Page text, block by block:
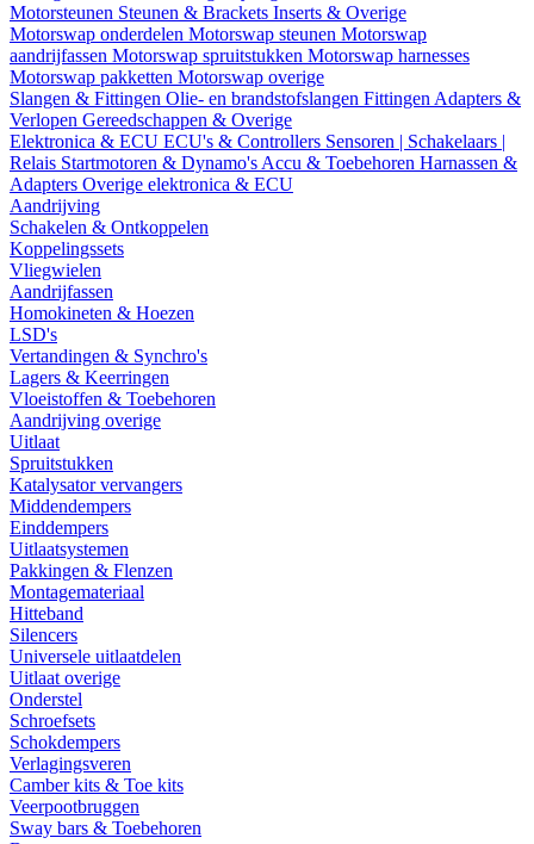
Motorsteunen Steunen & Brackets Inserts & Overige
Motorswap onderdelen Motorswap steunen Motorswap
aandrijfassen Motorswap spruitstukken Motorswap harnesses
Motorswap pakketten Motorswap overige
Slangen & Fittingen Olie- en brandstofslangen Fittingen Adapters &
Verlopen Gereedschappen & Overige
Elektronica & ECU ECU's & Controllers Sensoren | Schakelaars |
Relais Startmotoren & Dynamo's Accu & Toebehoren Harnassen &
Adapters Overige elektronica & ECU
Aandrijving
Schakelen & Ontkoppelen
Koppelingssets
Vliegwielen
Aandrijfassen
Homokineten & Hoezen
LSD's
Vertandingen & Synchro's
Lagers & Keerringen
Vloeistoffen & Toebehoren
Aandrijving overige
Uitlaat
Spruitstukken
Katalysator vervangers
Middendempers
Einddempers
Uitlaatsystemen
Pakkingen & Flenzen
Montagemateriaal
Hitteband
Silencers
Universele uitlaatdelen
Uitlaat overige
Onderstel
Schroefsets
Schokdempers
Verlagingsveren
Camber kits & Toe kits
Veerpootbruggen
Sway bars & Toebehoren